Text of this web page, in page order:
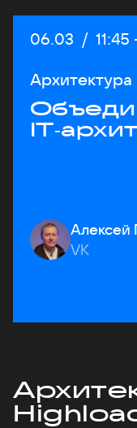
Дата:
06.03 / 11:45
Алексей
VK